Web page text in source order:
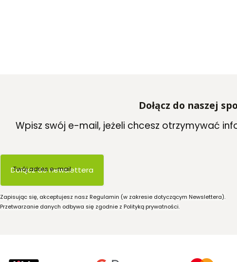
Dołącz do naszej
Wpisz swój e-mail, jeżeli chcesz otrzymywać
Twój adres e-mail
Dołącz do newslettera
Zapisując się, akceptujesz nasz Regulamin (w zakresie dotyczącym Newslettera).
Przetwarzanie danych odbywa się zgodnie z Polityką prywatności.